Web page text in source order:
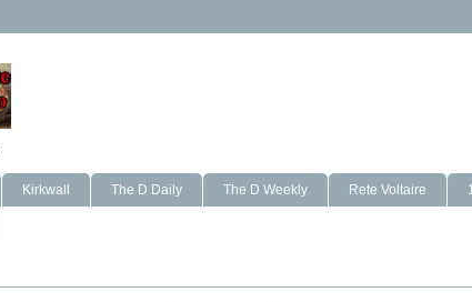
Kirkwall The D Daily The D Weekly Rete Voltaire